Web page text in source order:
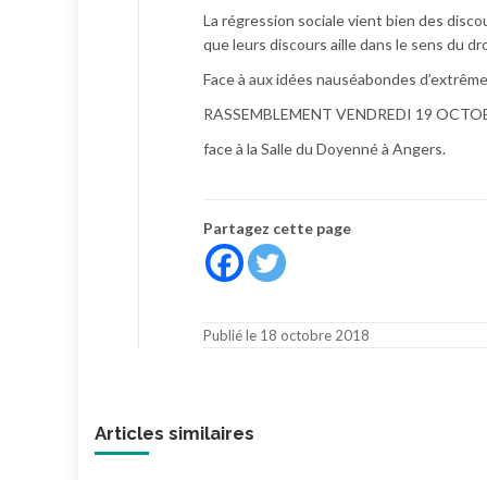
La régression sociale vient bien des
que leurs discours aille dans le sens du
Face à aux idées nauséabondes
RASSEMBLEMENT VENDREDI 19
face à la Salle du Doyenné à Angers.
Partagez cette page
Publié le 18 octobre 2018
Articles similaires